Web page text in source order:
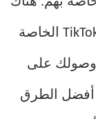
عدة عوامل يمكن أن تفسد تحليلات TikTok الخاصة
وصولك على
أفضل الطرق